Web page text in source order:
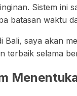
Sistem
batasan waktu
Bali, saya akan
terbaik selama